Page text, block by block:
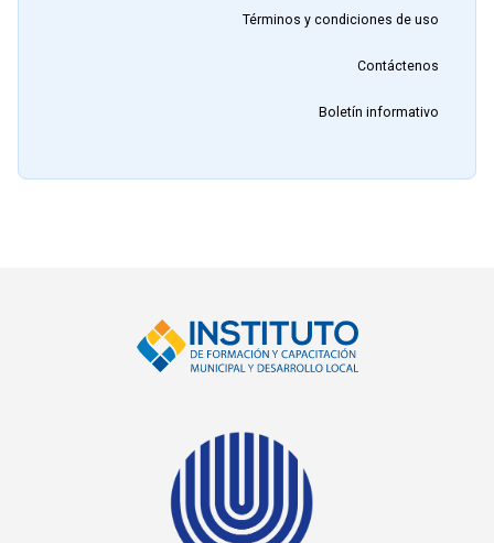
Términos y condiciones de uso
Contáctenos
Boletín informativo